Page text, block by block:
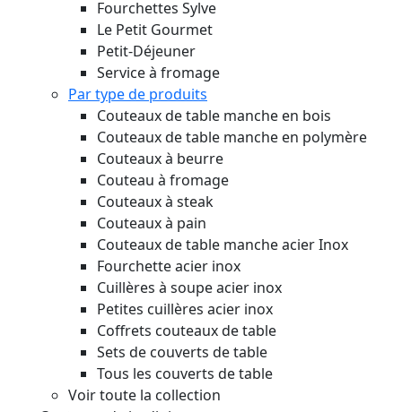
Fourchettes Sylve
Le Petit Gourmet
Petit-Déjeuner
Service à fromage
Par type de produits
Couteaux de table manche en bois
Couteaux de table manche en polymère
Couteaux à beurre
Couteau à fromage
Couteaux à steak
Couteaux à pain
Couteaux de table manche acier Inox
Fourchette acier inox
Cuillères à soupe acier inox
Petites cuillères acier inox
Coffrets couteaux de table
Sets de couverts de table
Tous les couverts de table
Voir toute la collection